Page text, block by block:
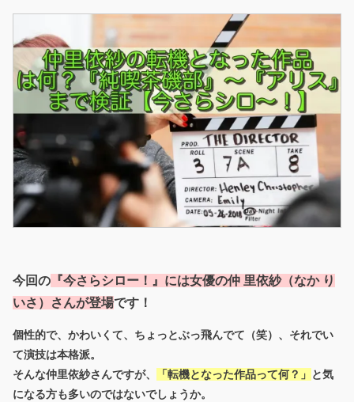
今回の 『今さらシロー！』には女優の仲 里依紗（なか り
いさ）さんが登場です！
個性的で、かわいくて、ちょっとぶっ飛んでて（笑）、それでい
て演技は本格派。
そんな仲里依紗さんですが、 「転機となった作品って何？」 と気
になる方も多いのではないでしょうか。